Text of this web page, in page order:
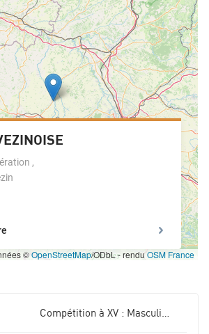
,
©OpenStreetMap/ODbL - renduOSM France
Compétition à XV : Masculin +18 ans